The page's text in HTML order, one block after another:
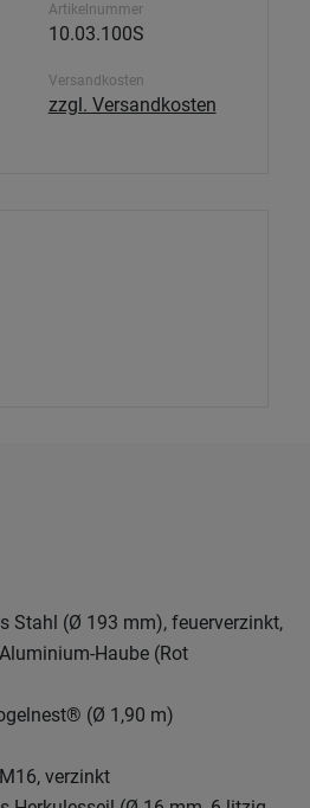
Artikelnummer
10.03.100S
Versandkosten
zzgl. Versandkosten
Stahl (Ø 193 mm), feuerverzinkt,
Haube (Rot
(Ø 1,90 m)
verzinkt